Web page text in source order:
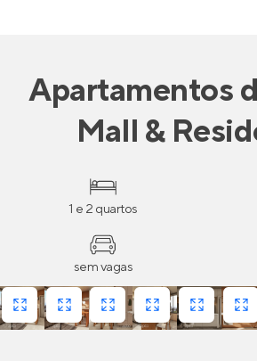
Apartamentos
Mall &
1 e 2 quartos
sem vagas